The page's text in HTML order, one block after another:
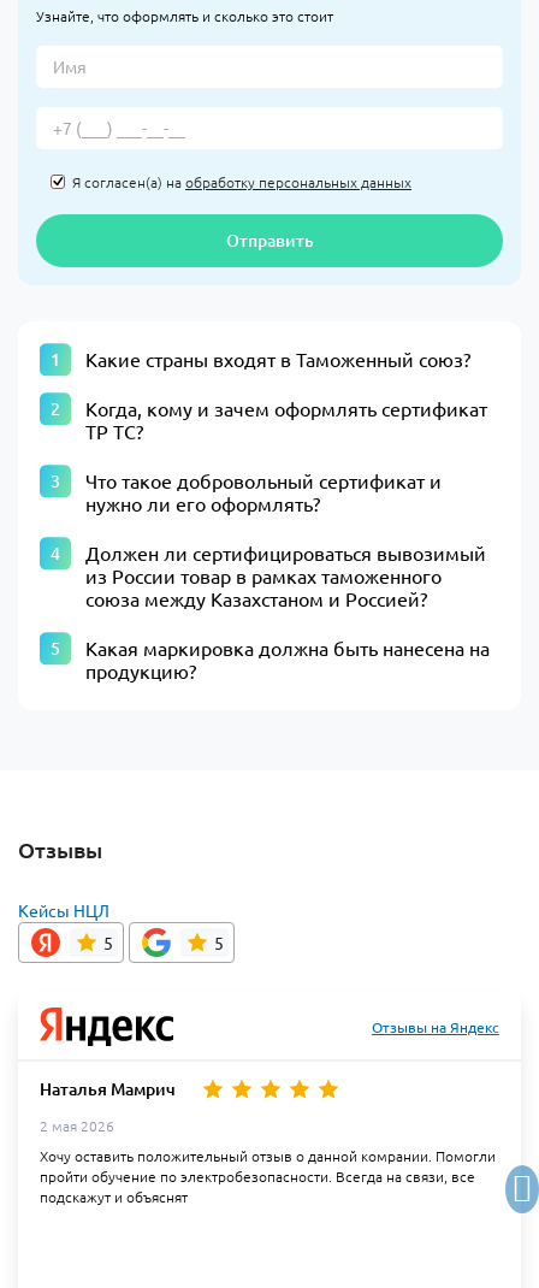
Узнайте, что оформлять и сколько это стоит
Я согласен(а) наобработку персональных данных
Отправить
Какие страны входят в Таможенный союз?
Когда, кому и зачем оформлять сертификат
ТР ТС?
Что такое добровольный сертификат и
нужно ли его оформлять?
Должен ли сертифицироваться вывозимый
из России товар в рамках таможенного
союза между Казахстаном и Россией?
Какая маркировка должна быть нанесена на
продукцию?
Отзывы
Кейсы НЦЛ
5
5
Отзывы на Яндекс
Наталья Мамрич
2 мая 2026
Хочу оставить положительный отзыв о данной комрании. Помогли
пройти обучение по электробезопасности. Всегда на связи, все
подскажут и объяснят